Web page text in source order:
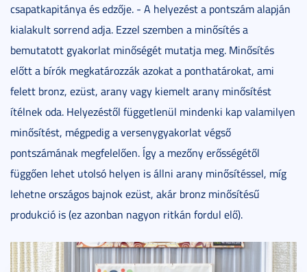
csapatkapitánya és edzője. - A helyezést a pontszám alapján
kialakult sorrend adja. Ezzel szemben a minősítés a
bemutatott gyakorlat minőségét mutatja meg. Minősítés
előtt a bírók megkatározzák azokat a ponthatárokat, ami
felett bronz, ezüst, arany vagy kiemelt arany minősítést
ítélnek oda. Helyezéstől függetlenül mindenki kap valamilyen
minősítést, mégpedig a versenygyakorlat végső
pontszámának megfelelően. Így a mezőny erősségétől
függően lehet utolsó helyen is állni arany minősítéssel, míg
lehetne országos bajnok ezüst, akár bronz minősítésű
produkció is (ez azonban nagyon ritkán fordul elő).